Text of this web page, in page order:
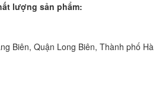
lượng sản phẩm:
Biên, Quận Long Biên, Thành phố Hà